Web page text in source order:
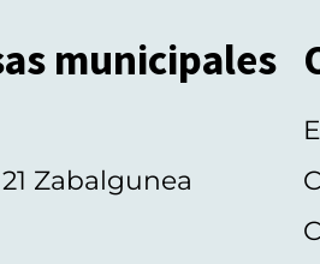
municipales
Zabalgunea